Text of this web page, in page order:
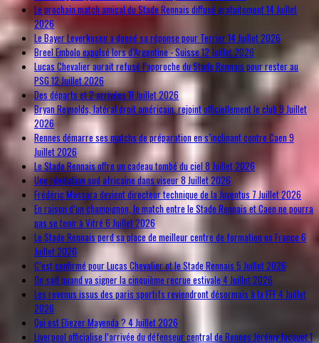
Le prochain match amical du Stade Rennais diffusé gratuitement14 Juillet
2026
Le Bayer Leverkusen a donné sa réponse pour Terrier14 Juillet 2026
Breel Embolo expulsé lors d’Argentine - Suisse12 Juillet 2026
Lucas Chevalier aurait refusé l’approche du Stade Rennais pour rester au
PSG12 Juillet 2026
Des départs et 2 arrivées11 Juillet 2026
Bryan Reynolds, latéral droit américain, rejoint officiellement le club 9 Juillet
2026
Rennes démarre ses matchs de préparation en s’inclinant contre Caen9
Juillet 2026
Le Stade Rennais offre un cadeau tombé du ciel8 Juillet 2026
Une révélation sud africaine dans viseur8 Juillet 2026
Frédéric Massara devient directeur technique de la Juventus 7 Juillet 2026
En raison d’un champignon, le match entre le Stade Rennais et Caen ne pourra
pas se tenir à Vitré 6 Juillet 2026
Le Stade Rennais perd sa place de meilleur centre de formation en France 6
Juillet 2026
C’est confirmé pour Lucas Chevalier et le Stade Rennais 5 Juillet 2026
On sait quand va signer la cinquième recrue estivale 4 Juillet 2026
Les revenus issus des paris sportifs reviendront désormais à la FFF4 Juillet
2026
Qui est Eliezer Mayenda ? 4 Juillet 2026
Liverpool officialise l’arrivée du défenseur central de Rennes Jérémy Jacquet1